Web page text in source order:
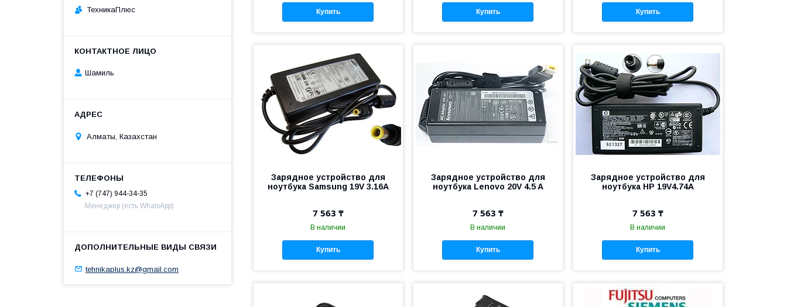
Купить Купить Купить
Зарядное устройство для
ноутбука Samsung 19V 3.16A
7 563 ₸
В наличии
Купить
Зарядное устройство для
ноутбука Lenovo 20V 4.5 A
7 563 ₸
В наличии
Купить
Зарядное устройство для
ноутбука HP 19V4.74A
7 563 ₸
В наличии
Купить
ТехникаПлюс
Шамиль
Алматы, Казахстан
+7 (747) 944-34-35
Менеджер (есть WhatsApp)
tehnikaplus.kz@gmail.com